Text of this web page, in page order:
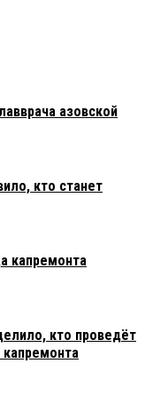
азовской
кто станет
капремонта
кто проведёт